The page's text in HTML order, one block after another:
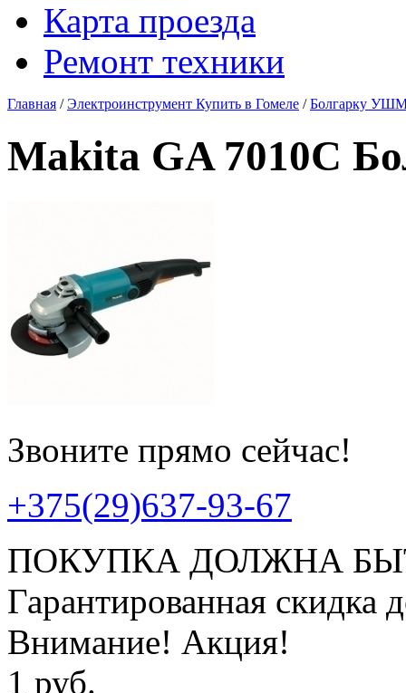
Карта проезда
Ремонт техники
Главная /Электроинструмент Купить в Гомеле /Болгарку УШМ
Makita GA 7010С
Звоните прямо сейчас!
+375(29)637-93-67
ПОКУПКА ДОЛЖНА
Гарантированная скидка
Внимание! Акция!
1 руб.